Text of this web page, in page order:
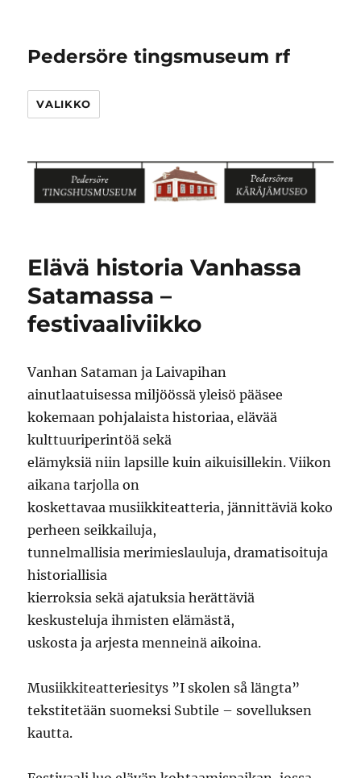
Pedersöre tingsmuseum rf
VALIKKO
Elävä historia Vanhassa
Satamassa –
festivaaliviikko
Vanhan Sataman ja Laivapihan
ainutlaatuisessa miljöössä yleisö pääsee
kokemaan pohjalaista historiaa, elävää
kulttuuriperintöä sekä
elämyksiä niin lapsille kuin aikuisillekin. Viikon
aikana tarjolla on
koskettavaa musiikkiteatteria, jännittäviä koko
perheen seikkailuja,
tunnelmallisia merimieslauluja, dramatisoituja
historiallisia
kierroksia sekä ajatuksia herättäviä
keskusteluja ihmisten elämästä,
uskosta ja arjesta menneinä aikoina.
Musiikkiteatteriesitys ”I skolen så längta”
tekstitetään suomeksi Subtile – sovelluksen
kautta.